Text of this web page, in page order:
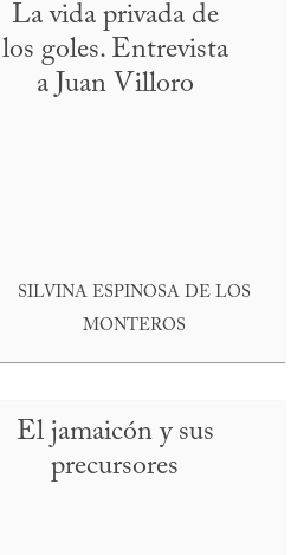
La vida privada de
los goles. Entrevista
a Juan Villoro
SILVINA ESPINOSA DE LOS
MONTEROS
El jamaicón y sus
precursores